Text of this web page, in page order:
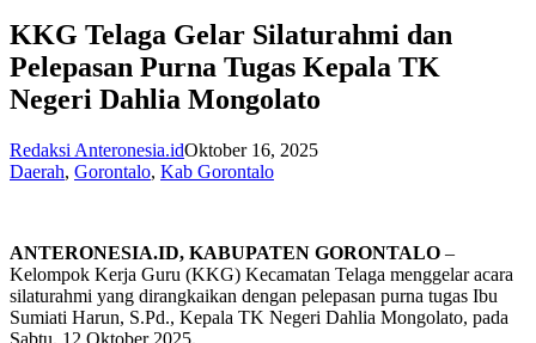
KKG Telaga Gelar Silaturahmi dan
Pelepasan Purna Tugas Kepala TK
Negeri Dahlia Mongolato
Redaksi Anteronesia.idOktober 16, 2025
Daerah, Gorontalo, Kab Gorontalo
ANTERONESIA.ID, KABUPATEN GORONTALO –
Kelompok Kerja Guru (KKG) Kecamatan Telaga menggelar acara
silaturahmi yang dirangkaikan dengan pelepasan purna tugas Ibu
Sumiati Harun, S.Pd., Kepala TK Negeri Dahlia Mongolato, pada